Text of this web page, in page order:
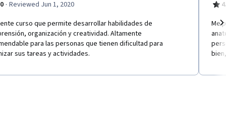
· Reviewed Jun 1, 2020
curso que permite desarrollar habilidades de
organización y creatividad. Altamente
para las personas que tienen dificultad para
sus tareas y actividades.
Me